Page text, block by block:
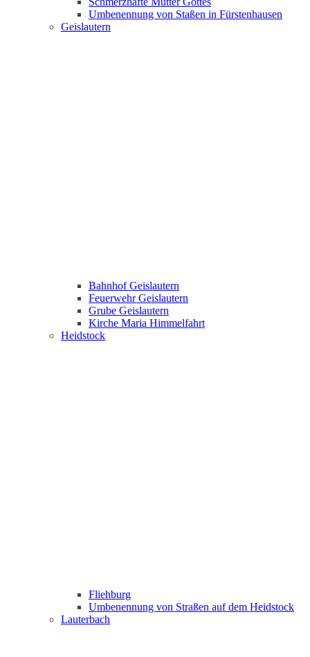
Umbenennung von Staßen in Fürstenhausen
Geislautern
Bahnhof Geislautern
Feuerwehr Geislautern
Grube Geislautern
Kirche Maria Himmelfahrt
Heidstock
Fliehburg
Umbenennung von Straßen auf dem Heidstock
Lauterbach